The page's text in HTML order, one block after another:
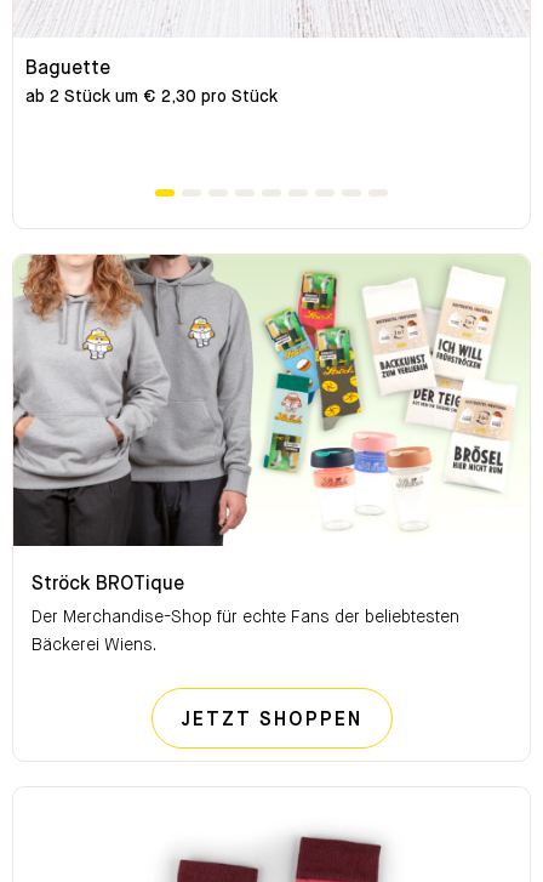
Baguette
ab 2 Stück um € 2,30 pro Stück
Ströck BROTique
Der Merchandise-Shop für echte Fans der beliebtesten
Bäckerei Wiens.
JETZT SHOPPEN STRÖCK